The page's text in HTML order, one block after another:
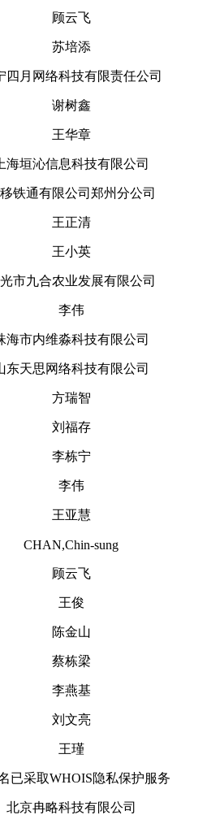
顾云飞
苏培添
四月网络科技有限责任公司
谢树鑫
王华章
上海垣沁信息科技有限公司
铁通有限公司郑州分公司
王正清
王小英
市九合农业发展有限公司
李伟
海市内维淼科技有限公司
东天思网络科技有限公司
方瑞智
刘福存
李栋宁
李伟
王亚慧
CHAN,Chin-sung
顾云飞
王俊
陈金山
蔡栋梁
李燕基
刘文亮
王瑾
已采取WHOIS隐私保护服务
北京冉略科技有限公司